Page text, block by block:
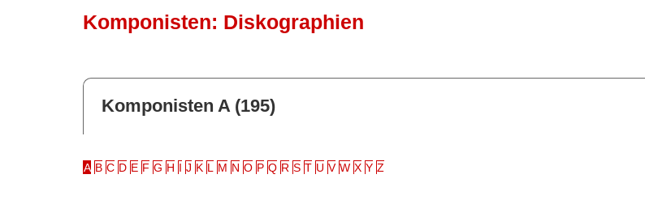
Komponisten: Diskographien
Komponisten A (195)
A B C D E F G H I J K L M N O P Q R S T U V W X Y Z